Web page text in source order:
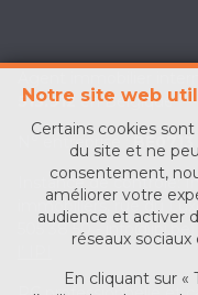
Notre site web
Certains cookies
du site et ne
consentement,
améliorer votre
audience et activer
réseaux
En cliquant sur «
513.912 en Belgique
N° entreprise : BE0713
Instance de contrôle:
immobiliers, rue du
505 38 50 -